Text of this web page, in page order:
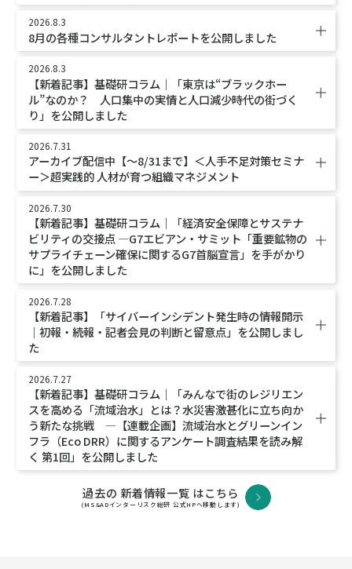
2026.8.3
8月の各種コンサルタントレポートを公開しました
2026.8.3
【新着記事】基礎研コラム｜「東京は“ブラックホー
ル”なのか？ 人口集中の実情と人口減少時代の街づく
り」を公開しました
2026.7.31
アーカイブ配信中【～8/31まで】＜人手不足対策セミナ
ー＞超実践的 人材が育つ組織マネジメント
2026.7.30
【新着記事】基礎研コラム｜「経済安全保障とサステナ
ビリティの交接点 ―G7エビアン・サミット「重要鉱物の
サプライチェーン確保に関するG7首脳宣言」を手がかり
に」を公開しました
2026.7.28
【新着記事】「サイバーインシデント発生時の情報開示
｜初報・続報・記者会見の判断と留意点」を公開しまし
た
2026.7.27
【新着記事】基礎研コラム｜「みんなで街のレジリエン
スを高める「流域治水」とは？水災害激甚化に立ち向か
う新たな挑戦 ―【連載企画】流域治水とグリーンイン
フラ（Eco DRR）に関するアンケート調査結果を読み解
く 第1回」を公開しました
過去の 新着情報一覧 はこちら
(MS&ADインターリスク総研 公式HPへ移動します)